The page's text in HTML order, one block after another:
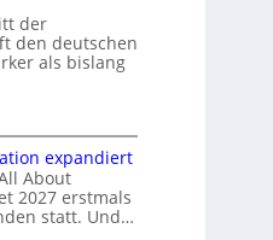
der
den deutschen
als bislang
expandiert
About
2027 erstmals
statt. Und…